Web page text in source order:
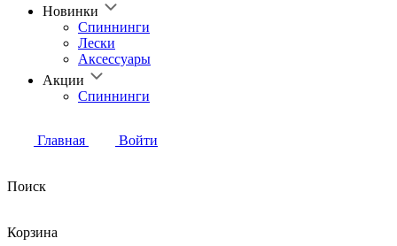
Новинки
Спиннинги
Лески
Аксессуары
Акции
Спиннинги
Главная Войти
Поиск
Корзина